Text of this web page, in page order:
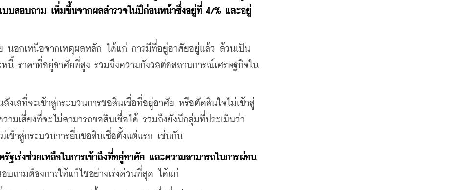
บสอบถาม เพิ่มขึ้นจากผลสำรวจในปีก่อนหน้าซึ่งอยู่ที่ 47% และอยู่
อกเหนือจากเหตุผลหลัก ได้แก่ การมีที่อยู่อาศัยอยู่แล้ว ล้วนเป็น
นี้ ราคาที่อยู่อาศัยที่สูง รวมถึงความกังวลต่อสถานการณ์เศรษฐกิจใน
ที่จะเข้าสู่กระบวนการขอสินเชื่อที่อยู่อาศัย หรือตัดสินใจไม่เข้าสู่
ามเสี่ยงที่จะไม่สามารถขอสินเชื่อได้ รวมถึงยังมีกลุ่มที่ประเมินว่า
เข้าสู่กระบวนการยื่นขอสินเชื่อตั้งแต่แรก เช่นกัน
เร่งช่วยเหลือในการเข้าถึงที่อยู่อาศัย และความสามารถในการผ่อน
ถามต้องการให้แก้ไขอย่างเร่งด่วนที่สุด ได้แก่